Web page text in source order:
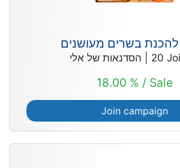
בשרים מעושנים
הסדנאות של אלי 20
18.00 % / Sale
Join campaign